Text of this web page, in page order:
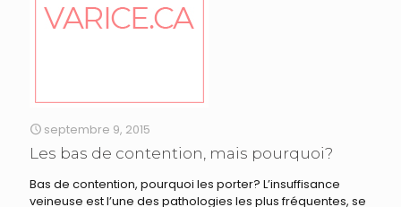
septembre 9, 2015
Les bas de contention, mais pourquoi?
Bas de contention, pourquoi les porter? L’insuffisance
veineuse est l’une des pathologies les plus fréquentes, se